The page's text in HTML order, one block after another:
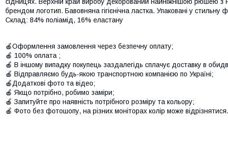
сідницях. Верхній край виробу декорований найніжнішою рюшею з
брендом логотип. Бавовняна гігієнічна ластка. Упаковані у стильну
Склад: 84% поліамід, 16% еластану
🍎Оформлення замовлення через безпечну оплату;
🍎 100% оплата ;
🍎 В іншому випадку покупець заздалегідь сплачує доставку в
🍎 Відправляємо будь-якою транспортною компанією по Україні;
🍎Додаткові фото та відео;
🍎 Якщо потрібно, робимо заміри;
🍎 Запитуйте про наявність потрібного розміру та кольору;
🍎 Фото без фотошопу, на різних моніторах колір може відрізнятися.